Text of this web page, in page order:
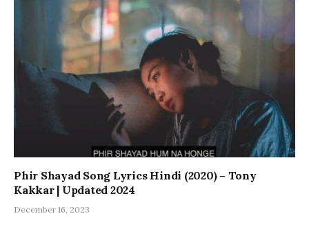
Phir Shayad Song Lyrics Hindi (2020) – Tony
Kakkar | Updated 2024
December 16, 2023